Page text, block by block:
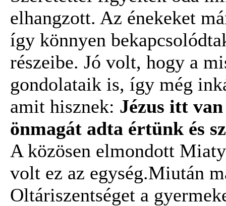
elhangzott. Az énekeket
így könnyen
részeibe. Jó volt, hogy a
gondolataik is, így még
amit hisznek: Jézus itt
önmagát adta értünk és
A közösen elmondott
volt ez az egység.Miután
Oltáriszentséget a